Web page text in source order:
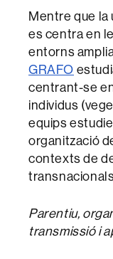
Mentre que
es centra en
entorns
GRAFO
centrant-se
individus
equips
organització
contexts de
Parentiu,
transmissió i